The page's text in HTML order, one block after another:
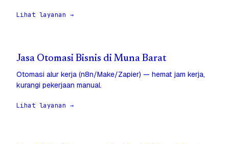
Lihat layanan →
Jasa Otomasi Bisnis di Muna Barat
Otomasi alur kerja (n8n/Make/Zapier) — hemat jam kerja,
kurangi pekerjaan manual.
Lihat layanan →